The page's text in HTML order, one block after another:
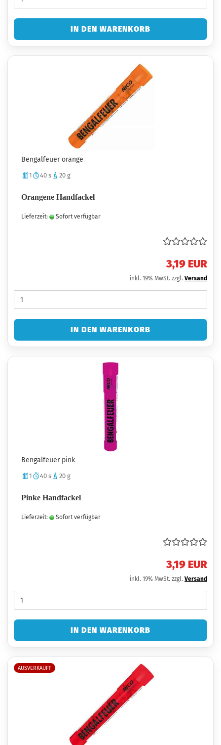
IN DEN WARENKORB
Bengalfeuer orange
1 40 s 20 g
Orangene Handfackel
Lieferzeit: Sofort verfügbar
3,19 EUR
inkl. 19% MwSt. zzgl. Versand
IN DEN WARENKORB
Bengalfeuer pink
1 40 s 20 g
Pinke Handfackel
Lieferzeit: Sofort verfügbar
3,19 EUR
inkl. 19% MwSt. zzgl. Versand
IN DEN WARENKORB
AUSVERKAUFT